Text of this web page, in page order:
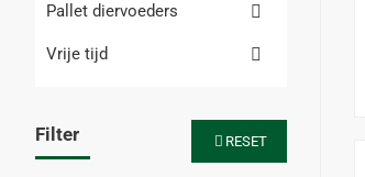
Pallet diervoeders
Vrije tijd
Filter RESET